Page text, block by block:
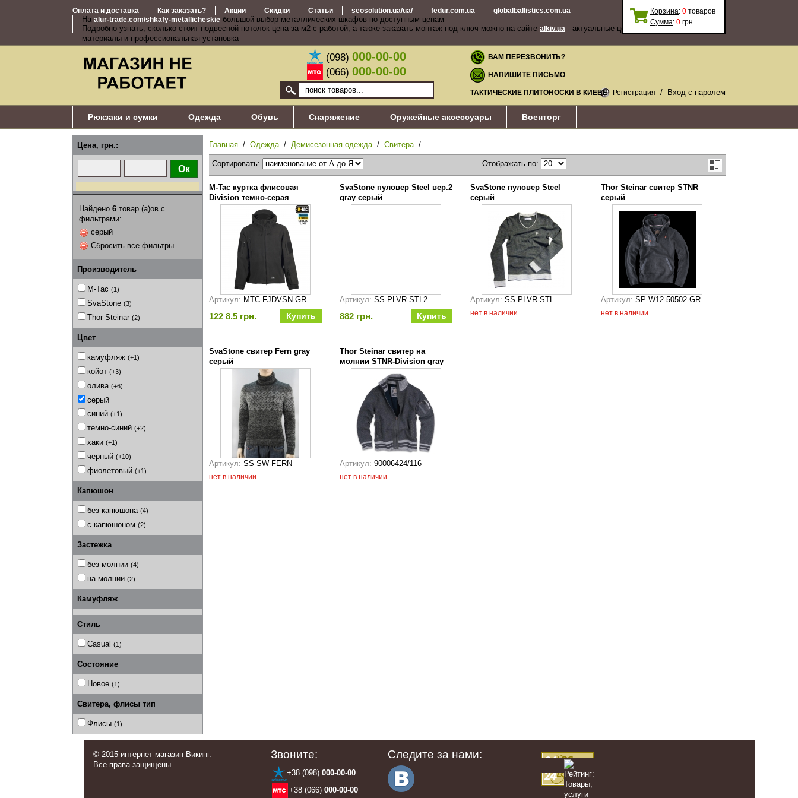
Оплата и доставка Как заказать? Акции Скидки Статьи seosolution.ua/ua/ fedur.com.ua globalballistics.com.ua
На alur-trade.com/shkafy-metallicheskie большой выбор металлических шкафов по доступным ценам
Подробно узнать, сколько стоит подвесной потолок цена за м2 с работой, а также заказать монтаж под ключ можно на сайте alkiv.ua - актуальные цены, качественные
материалы и профессиональная установка
Корзина: 0 товаров
Сумма: 0 грн.
(098) 000-00-00
(066) 000-00-00
Регистрация / Вход с паролем
ВАМ ПЕРЕЗВОНИТЬ?
НАПИШИТЕ ПИСЬМО
ТАКТИЧЕСКИЕ ПЛИТОНОСКИ В КИЕВЕ
Рюкзаки и сумки Одежда Обувь Снаряжение Оружейные аксессуары Военторг
Цена, грн.:
Найдено 6 товар (а)ов с
фильтрами:
серый
Сбросить все фильтры
Производитель
M-Tac (1)
SvaStone (3)
Thor Steinar (2)
Цвет
камуфляж (+1)
койот (+3)
олива (+6)
серый
синий (+1)
темно-синий (+2)
хаки (+1)
черный (+10)
фиолетовый (+1)
Капюшон
без капюшона (4)
с капюшоном (2)
Застежка
без молнии (4)
на молнии (2)
Камуфляж
Стиль
Casual (1)
Состояние
Новое (1)
Свитера, флисы тип
Флисы (1)
Главная / Одежда/ Демисезонная одежда/ Свитера/
Сортировать: Отображать по:
M-Tac куртка флисовая
Division темно-серая
Артикул: MTC-FJDVSN-GR
122 8.5 грн.
SvaStone пуловер Steel вер.2
gray серый
Артикул: SS-PLVR-STL2
882 грн.
SvaStone пуловер Steel
серый
Артикул: SS-PLVR-STL
нет в наличии
Thor Steinar свитер STNR
серый
Артикул: SP-W12-50502-GR
нет в наличии
SvaStone свитер Fern gray
серый
Артикул: SS-SW-FERN
нет в наличии
Thor Steinar свитер на
молнии STNR-Division gray
серый
Артикул: 90006424/116
нет в наличии
© 2015 интернет-магазин Викинг.
Все права защищены.
Звоните:
+38 (098) 000-00-00
+38 (066) 000-00-00
Следите за нами: